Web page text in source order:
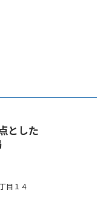
とした
１４